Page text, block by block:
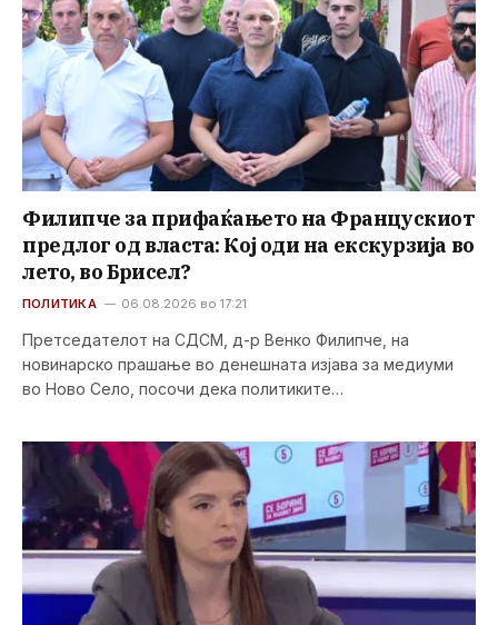
Филипче за прифаќањето на Францускиот
предлог од власта: Кој оди на екскурзија во
лето, во Брисел?
ПОЛИТИКА 06.08.2026 во 17:21
Претседателот на СДСМ, д-р Венко Филипче, на
новинарско прашање во денешната изјава за медиуми
во Ново Село, посочи дека политиките…